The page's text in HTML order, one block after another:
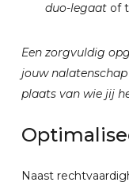
duo-legaatof
Een zorgvuldig
jouw
plaats van wie jij
Naast